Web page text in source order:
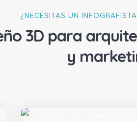
¿NECESITAS UN
3D para
y